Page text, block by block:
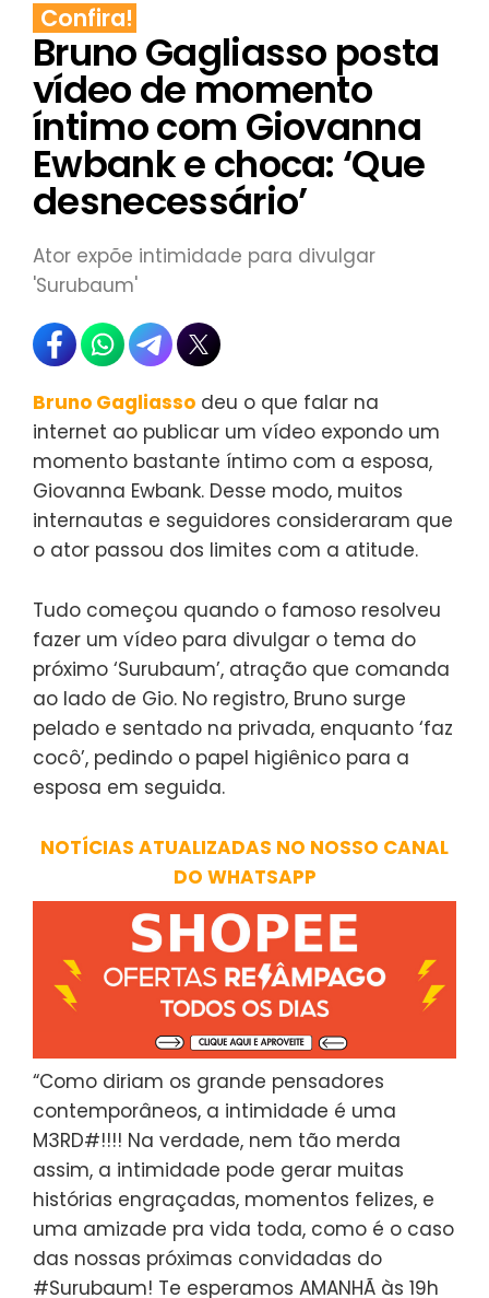
Confira!
Bruno Gagliasso posta
vídeo de momento
íntimo com Giovanna
Ewbank e choca: ‘Que
desnecessário’
Ator expõe intimidade para divulgar
'Surubaum'
Bruno Gagliasso deu o que falar na
internet ao publicar um vídeo expondo um
momento bastante íntimo com a esposa,
Giovanna Ewbank. Desse modo, muitos
internautas e seguidores consideraram que
o ator passou dos limites com a atitude.
Tudo começou quando o famoso resolveu
fazer um vídeo para divulgar o tema do
próximo ‘Surubaum’, atração que comanda
ao lado de Gio. No registro, Bruno surge
pelado e sentado na privada, enquanto ‘faz
cocô’, pedindo o papel higiênico para a
esposa em seguida.
NOTÍCIAS ATUALIZADAS NO NOSSO CANAL
DO WHATSAPP
“Como diriam os grande pensadores
contemporâneos, a intimidade é uma
M3RD#!!!! Na verdade, nem tão merda
assim, a intimidade pode gerar muitas
histórias engraçadas, momentos felizes, e
uma amizade pra vida toda, como é o caso
das nossas próximas convidadas do
#Surubaum! Te esperamos AMANHÃ às 19h